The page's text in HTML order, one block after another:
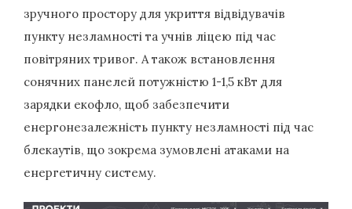
зручного простору для укриття відвідувачів
пункту незламності та учнів ліцею під час
повітряних тривог. А також встановлення
сонячних панелей потужністю 1-1,5 кВт для
зарядки екофло, щоб забезпечити
енергонезалежність пункту незламності під час
блекаутів, що зокрема зумовлені атаками на
енергетичну систему.